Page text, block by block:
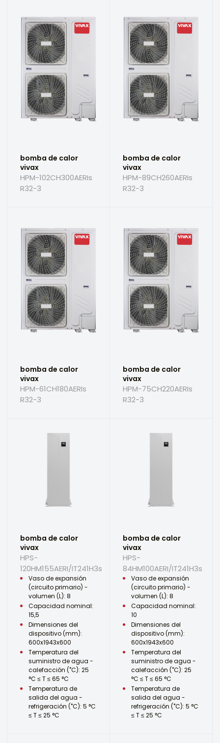
bomba de calor
vivax
HPM-102CH300AERIs
R32-3
bomba de calor
vivax
HPM-89CH260AERIs
R32-3
bomba de calor
vivax
HPM-61CH180AERIs
R32-3
bomba de calor
vivax
HPM-75CH220AERIs
R32-3
bomba de calor
vivax
HPS-
120HM155AERI/IT241H3s
Vaso de expansión
(circuito primario) -
volumen (L): 8
Capacidad nominal:
15,5
Dimensiones del
dispositivo (mm):
600x1943x600
Temperatura del
suministro de agua -
calefacción (˚C): 25
°C ≤ T ≤ 65 °C
Temperatura de
salida del agua -
refrigeración (˚C): 5 °C
≤ T ≤ 25 °C
bomba de calor
vivax
HPS-
84HM100AERI/IT241H3s
Vaso de expansión
(circuito primario) -
volumen (L): 8
Capacidad nominal:
10
Dimensiones del
dispositivo (mm):
600x1943x600
Temperatura del
suministro de agua -
calefacción (˚C): 25
°C ≤ T ≤ 65 °C
Temperatura de
salida del agua -
refrigeración (˚C): 5 °C
≤ T ≤ 25 °C